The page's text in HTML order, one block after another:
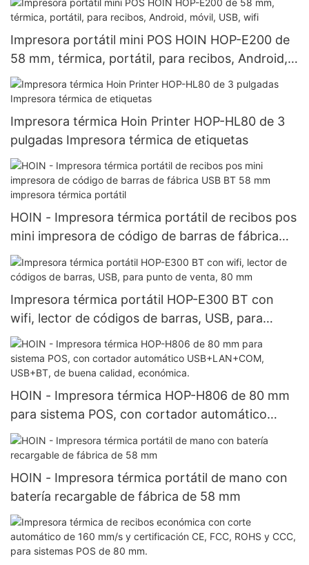
Impresora portátil mini POS HOIN HOP-E200 de
58 mm, térmica, portátil, para recibos, Android,
móvil, USB, wifi
Impresora térmica Hoin Printer HOP-HL80 de 3
pulgadas Impresora térmica de etiquetas
HOIN - Impresora térmica portátil de recibos pos
mini impresora de código de barras de fábrica
USB BT 58 mm impresora térmica portátil
Impresora térmica portátil HOP-E300 BT con
wifi, lector de códigos de barras, USB, para
punto de venta, 80 mm
HOIN - Impresora térmica HOP-H806 de 80 mm
para sistema POS, con cortador automático
USB+LAN+COM, USB+BT, de buena calidad,
económica.
HOIN - Impresora térmica portátil de mano con
batería recargable de fábrica de 58 mm